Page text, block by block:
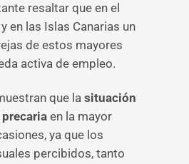
resaltar que en el
en las Islas Canarias un
de estos mayores
activa de empleo.
que la situación
precaria en la mayor
ya que los
percibidos, tanto